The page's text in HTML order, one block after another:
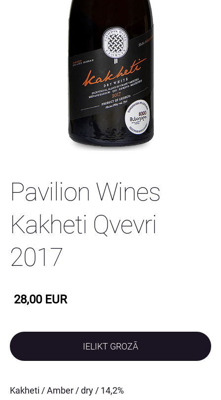
Pavilion Wines
Kakheti Qvevri
2017
28,00 EUR
IELIKT GROZĀ
Kakheti / Amber / dry / 14,2%